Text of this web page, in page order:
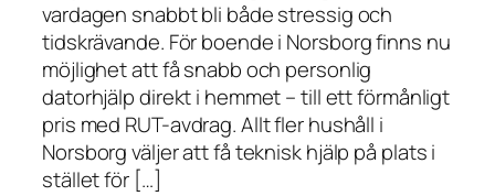
vardagen snabbt bli både stressig och
tidskrävande. För boende i Norsborg finns nu
möjlighet att få snabb och personlig
datorhjälp direkt i hemmet – till ett förmånligt
pris med RUT-avdrag. Allt fler hushåll i
Norsborg väljer att få teknisk hjälp på plats i
stället för […]